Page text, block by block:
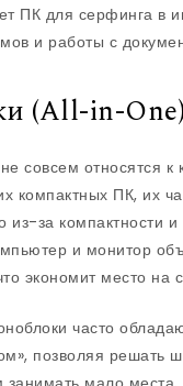
ПК для серфинга в
и работы с
(All-in-
совсем относятся к
компактных ПК, их
из-за компактности
и монитор
экономит место на
часто
позволяя решать